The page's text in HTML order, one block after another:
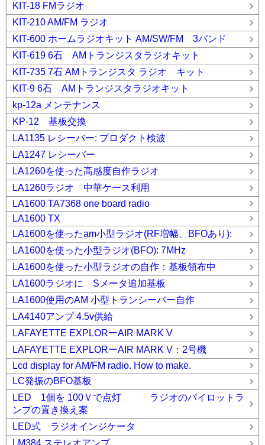
KIT-18 FMラジオ
KIT-210 AM/FM ラジオ
KIT-600 ホームラジオキット AM/SW/FM 3バンド
KIT-619 6石 AMトランジスタラジオキット
KIT-735 7石 AMトランジスタ ラジオ キット
KIT-9 6石 AMトランジスタラジオキット
kp-12a メンテナンス
KP-12 基板交換
LA1135 レシーバー: プロダクト検波
LA1247 レシーバー
LA1260を使った高感度自作ラジオ
LA1260ラジオ 中華ケース利用
LA1600 TA7368 one board radio
LA1600 TX
LA1600を使ったam小型ラジオ(RF増幅、BFOあり):
LA1600を使った小型ラジオ(BFO): 7MHz
LA1600を使った小型ラジオの自作：基板領布中
LA1600ラジオに Sメータ追加基板
LA1600使用のAM 小型トランシーバー自作
LA4140アンプ 4.5v供給
LAFAYETTE EXPLORーAIR MARK V
LAFAYETTE EXPLORーAIR MARK V：2号機
Lcd display for AM/FM radio. How to make.
LC発振のBFO基板
LED 1個を 100Ｖで点灯 ラジオのパイロットラ
ンプの置き換え案
LED式 ラジオインジケータ
LM384 ステレオアンプ